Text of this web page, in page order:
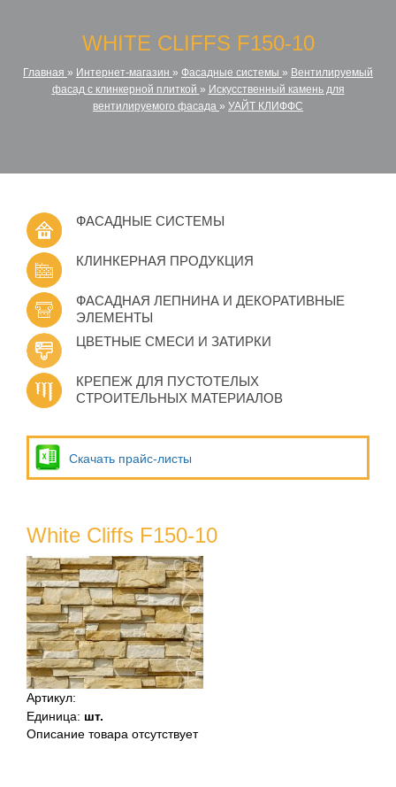
WHITE CLIFFS F150-10
Главная » Интернет-магазин » Фасадные системы » Вентилируемый
фасад с клинкерной плиткой » Искусственный камень для
вентилируемого фасада » УАЙТ КЛИФФС
ФАСАДНЫЕ СИСТЕМЫ
КЛИНКЕРНАЯ ПРОДУКЦИЯ
ФАСАДНАЯ ЛЕПНИНА И ДЕКОРАТИВНЫЕ
ЭЛЕМЕНТЫ
ЦВЕТНЫЕ СМЕСИ И ЗАТИРКИ
КРЕПЕЖ ДЛЯ ПУСТОТЕЛЫХ
СТРОИТЕЛЬНЫХ МАТЕРИАЛОВ
Скачать прайс-листы
White Cliffs F150-10
Артикул:
Единица: шт.
Описание товара отсутствует